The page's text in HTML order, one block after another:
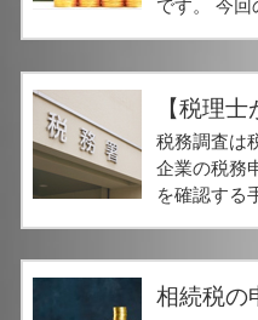
です。 今
【税理
税務調査は
企業の税務
を確認する
相続税の